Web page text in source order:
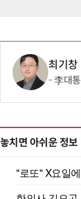
최기창
李대통령,
놓치면 아쉬운 정보